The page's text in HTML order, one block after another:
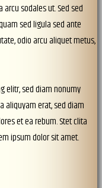
sodales ut. Sed sed
sed ligula sed ante
odio arcu aliquet metus,
elitr, sed diam nonumy
aliquyam erat, sed diam
et ea rebum. Stet clita
ipsum dolor sit amet.